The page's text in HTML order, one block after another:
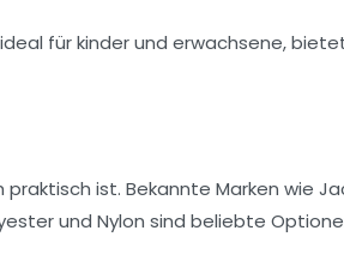
ist. Bekannte Marken wie
und Nylon sind beliebte